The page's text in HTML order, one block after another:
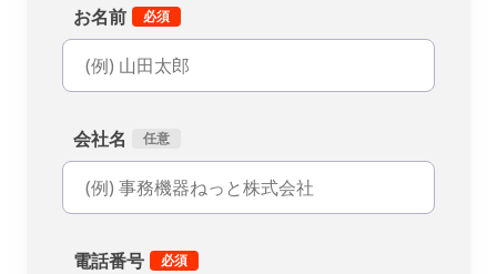
お名前
会社名
電話番号